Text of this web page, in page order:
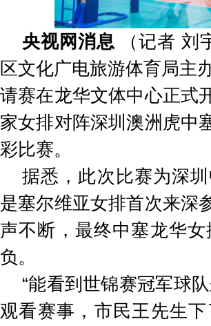
央视网消息 （记者 刘
区文化广电旅游体育局主
请赛在龙华文体中心正式
家女排对阵深圳澳洲虎中
彩比赛。
据悉，此次比赛为深
是塞尔维亚女排首次来深
声不断，最终中塞龙华
负。
“能看到世锦赛冠军球
观看赛事，市民王先生